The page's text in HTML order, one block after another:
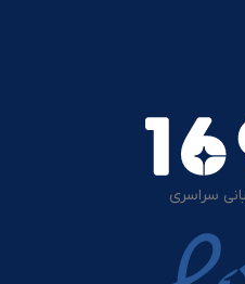
سراسری